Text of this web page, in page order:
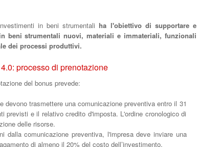
in beni strumentali ha l'obiettivo di supportare e
beni strumentali nuovi, materiali e immateriali, funzionali
dei processi produttivi.
processo di prenotazione
del bonus prevede:
devono trasmettere una comunicazione preventiva entro il 31
previsti e il relativo credito d'imposta. L'ordine cronologico di
delle risorse.
dalla comunicazione preventiva, l'impresa deve inviare una
di almeno il 20% del costo dell’investimento.